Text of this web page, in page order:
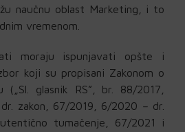
naučnu oblast Marketing, i to
vremenom.
moraju ispunjavati opšte i
koji su propisani Zakonom o
(„Sl. glasnik RS”, br. 88/2017,
zakon, 67/2019, 6/2020 – dr.
tumačenje, 67/2021 i